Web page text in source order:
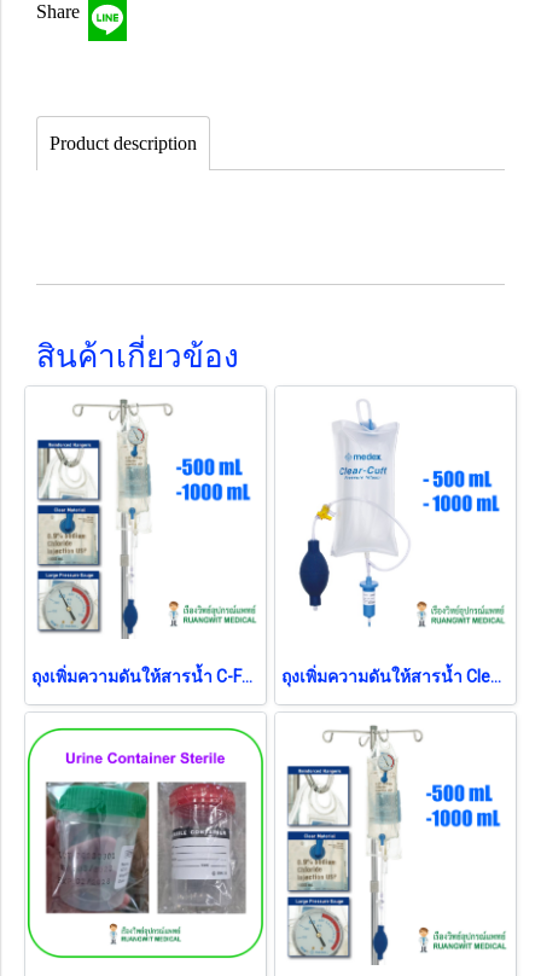
Share
Product description
สินค้าเกี่ยวข้อง
ถุงเพิ่มความดันให้สารน้ำ C-Fusor Pressure Gauge 500 mL (MX4805) ถุงเพิ่มความดันให้สารน้ำ Clear Cuff Pressure Infusor 1,000 mL (MX4710)